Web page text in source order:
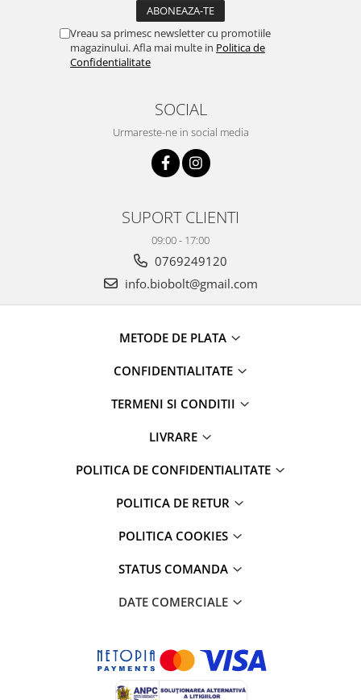
Vreau sa primesc newsletter cu promotiile
magazinului. Afla mai multe in Politica de
Confidentialitate
SOCIAL
Urmareste-ne in social media
SUPORT CLIENTI
09:00 - 17:00
0769249120
info.biobolt@gmail.com
METODE DE PLATA
CONFIDENTIALITATE
TERMENI SI CONDITII
LIVRARE
POLITICA DE CONFIDENTIALITATE
POLITICA DE RETUR
POLITICA COOKIES
STATUS COMANDA
DATE COMERCIALE